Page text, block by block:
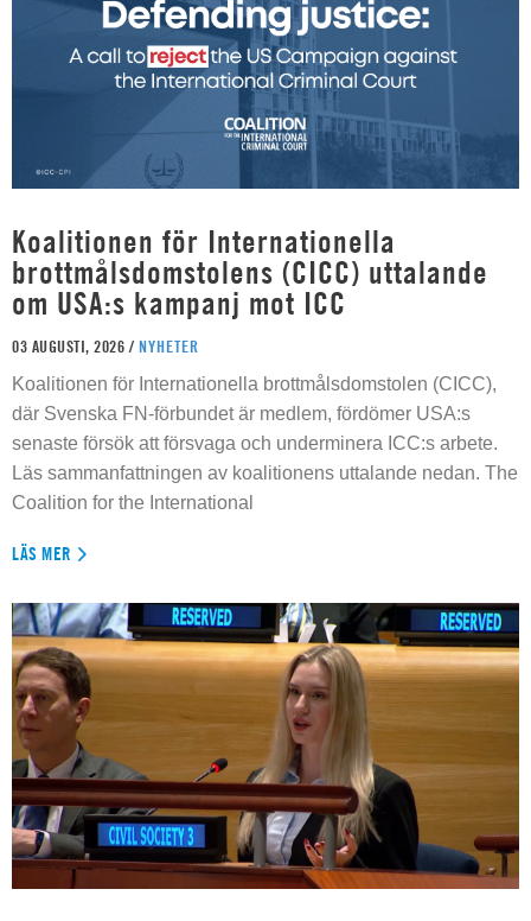
Koalitionen för Internationella
brottmålsdomstolens (CICC) uttalande
om USA:s kampanj mot ICC
03 AUGUSTI, 2026 / NYHETER
Koalitionen för Internationella brottmålsdomstolen (CICC),
där Svenska FN-förbundet är medlem, fördömer USA:s
senaste försök att försvaga och underminera ICC:s arbete.
Läs sammanfattningen av koalitionens uttalande nedan. The
Coalition for the International
LÄS MER